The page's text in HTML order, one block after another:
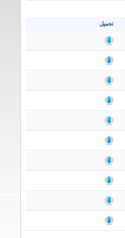
تحميل